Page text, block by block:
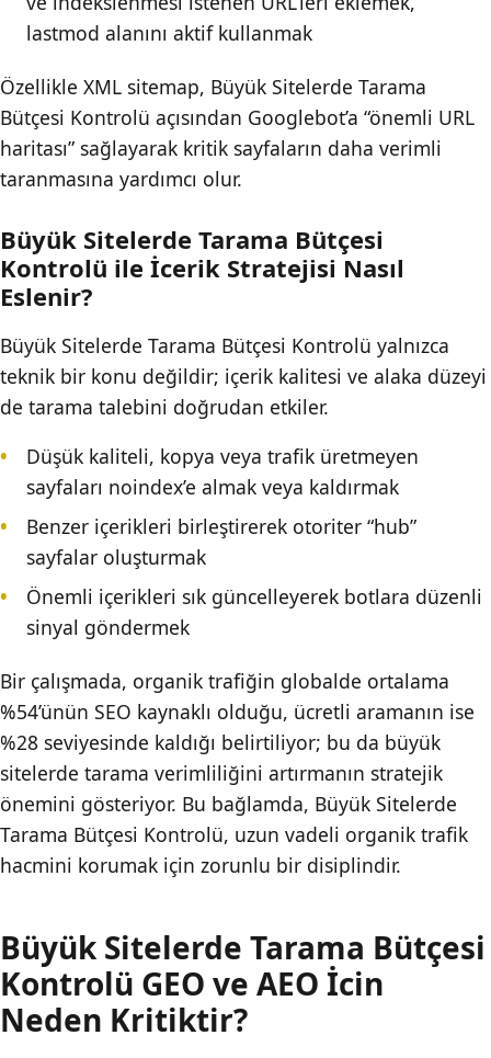
lastmod alanını aktif kullanmak
Özellikle XML sitemap, Büyük Sitelerde Tarama
Bütçesi Kontrolü açısından Googlebot’a “önemli URL
haritası” sağlayarak kritik sayfaların daha verimli
taranmasına yardımcı olur.
Büyük Sitelerde Tarama Bütçesi
Kontrolü ile İcerik Stratejisi Nasıl
Eslenir?
Büyük Sitelerde Tarama Bütçesi Kontrolü yalnızca
teknik bir konu değildir; içerik kalitesi ve alaka düzeyi
de tarama talebini doğrudan etkiler.
Düşük kaliteli, kopya veya trafik üretmeyen
sayfaları noindex’e almak veya kaldırmak
Benzer içerikleri birleştirerek otoriter “hub”
sayfalar oluşturmak
Önemli içerikleri sık güncelleyerek botlara düzenli
sinyal göndermek
Bir çalışmada, organik trafiğin globalde ortalama
%54’ünün SEO kaynaklı olduğu, ücretli aramanın ise
%28 seviyesinde kaldığı belirtiliyor; bu da büyük
sitelerde tarama verimliliğini artırmanın stratejik
önemini gösteriyor. Bu bağlamda, Büyük Sitelerde
Tarama Bütçesi Kontrolü, uzun vadeli organik trafik
hacmini korumak için zorunlu bir disiplindir.
Büyük Sitelerde Tarama Bütçesi
Kontrolü GEO ve AEO İcin
Neden Kritiktir?